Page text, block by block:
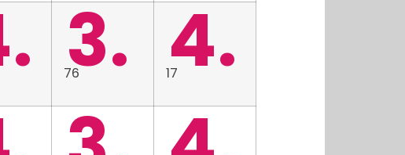
3.
76 4.
17